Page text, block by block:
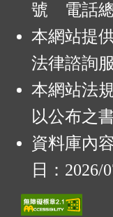
號 電話總
本網站提
法律諮詢服
本網站法
以公布之
資料庫內
日：2026/